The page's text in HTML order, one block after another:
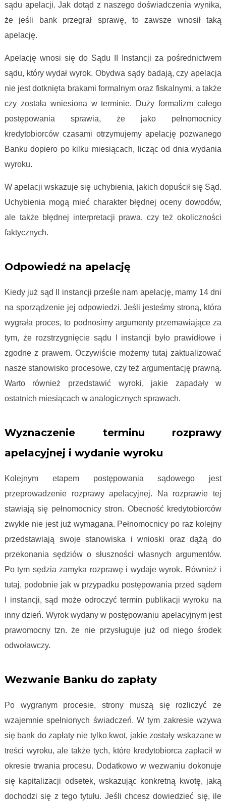
sądu apelacji. Jak dotąd z naszego doświadczenia wynika,
że jeśli bank przegrał sprawę, to zawsze wnosił taką
apelację.
Apelację wnosi się do Sądu II Instancji za pośrednictwem
sądu, który wydał wyrok. Obydwa sądy badają, czy apelacja
nie jest dotknięta brakami formalnym oraz fiskalnymi, a także
czy została wniesiona w terminie. Duży formalizm całego
postępowania sprawia, że jako pełnomocnicy
kredytobiorców czasami otrzymujemy apelację pozwanego
Banku dopiero po kilku miesiącach, licząc od dnia wydania
wyroku.
W apelacji wskazuje się uchybienia, jakich dopuścił się Sąd.
Uchybienia mogą mieć charakter błędnej oceny dowodów,
ale także błędnej interpretacji prawa, czy też okoliczności
faktycznych.
Odpowiedź na apelację
Kiedy już sąd II instancji prześle nam apelację, mamy 14 dni
na sporządzenie jej odpowiedzi. Jeśli jesteśmy stroną, która
wygrała proces, to podnosimy argumenty przemawiające za
tym, że rozstrzygnięcie sądu I instancji było prawidłowe i
zgodne z prawem. Oczywiście możemy tutaj zaktualizować
nasze stanowisko procesowe, czy też argumentację prawną.
Warto również przedstawić wyroki, jakie zapadały w
ostatnich miesiącach w analogicznych sprawach.
Wyznaczenie terminu rozprawy
apelacyjnej i wydanie wyroku
Kolejnym etapem postępowania sądowego jest
przeprowadzenie rozprawy apelacyjnej. Na rozprawie tej
stawiają się pełnomocnicy stron. Obecność kredytobiorców
zwykle nie jest już wymagana. Pełnomocnicy po raz kolejny
przedstawiają swoje stanowiska i wnioski oraz dążą do
przekonania sędziów o słuszności własnych argumentów.
Po tym sędzia zamyka rozprawę i wydaje wyrok. Również i
tutaj, podobnie jak w przypadku postępowania przed sądem
I instancji, sąd może odroczyć termin publikacji wyroku na
inny dzień. Wyrok wydany w postępowaniu apelacyjnym jest
prawomocny tzn. że nie przysługuje już od niego środek
odwoławczy.
Wezwanie Banku do zapłaty
Po wygranym procesie, strony muszą się rozliczyć ze
wzajemnie spełnionych świadczeń. W tym zakresie wzywa
się bank do zapłaty nie tylko kwot, jakie zostały wskazane w
treści wyroku, ale także tych, które kredytobiorca zapłacił w
okresie trwania procesu. Dodatkowo w wezwaniu dokonuje
się kapitalizacji odsetek, wskazując konkretną kwotę, jaką
dochodzi się z tego tytułu. Jeśli chcesz dowiedzieć się, ile